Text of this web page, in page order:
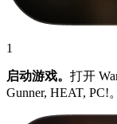
1
启动游戏。 打开
Gunner, HEAT, PC!。